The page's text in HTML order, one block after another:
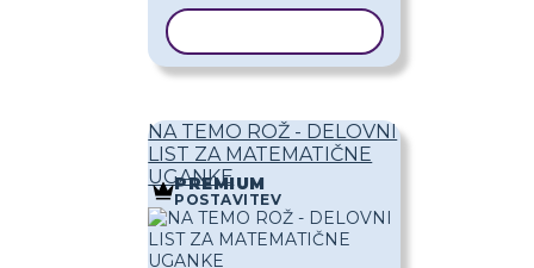
NA TEMO ROŽ - DELOVNI
LIST ZA MATEMATIČNE
UGANKE
PREMIUM
POSTAVITEV